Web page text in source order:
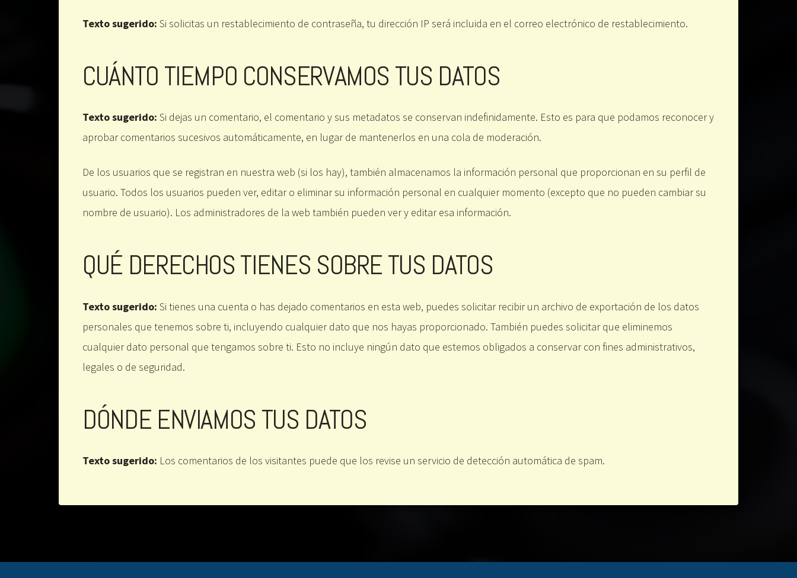
Texto sugerido: Si solicitas un restablecimiento de contraseña, tu dirección IP será incluida en el correo electrónico de restablecimiento.
CUÁNTO TIEMPO CONSERVAMOS TUS DATOS
Texto sugerido: Si dejas un comentario, el comentario y sus metadatos se conservan indefinidamente. Esto es para que podamos reconocer y
aprobar comentarios sucesivos automáticamente, en lugar de mantenerlos en una cola de moderación.
De los usuarios que se registran en nuestra web (si los hay), también almacenamos la información personal que proporcionan en su perfil de
usuario. Todos los usuarios pueden ver, editar o eliminar su información personal en cualquier momento (excepto que no pueden cambiar su
nombre de usuario). Los administradores de la web también pueden ver y editar esa información.
QUÉ DERECHOS TIENES SOBRE TUS DATOS
Texto sugerido: Si tienes una cuenta o has dejado comentarios en esta web, puedes solicitar recibir un archivo de exportación de los datos
personales que tenemos sobre ti, incluyendo cualquier dato que nos hayas proporcionado. También puedes solicitar que eliminemos
cualquier dato personal que tengamos sobre ti. Esto no incluye ningún dato que estemos obligados a conservar con fines administrativos,
legales o de seguridad.
DÓNDE ENVIAMOS TUS DATOS
Texto sugerido: Los comentarios de los visitantes puede que los revise un servicio de detección automática de spam.